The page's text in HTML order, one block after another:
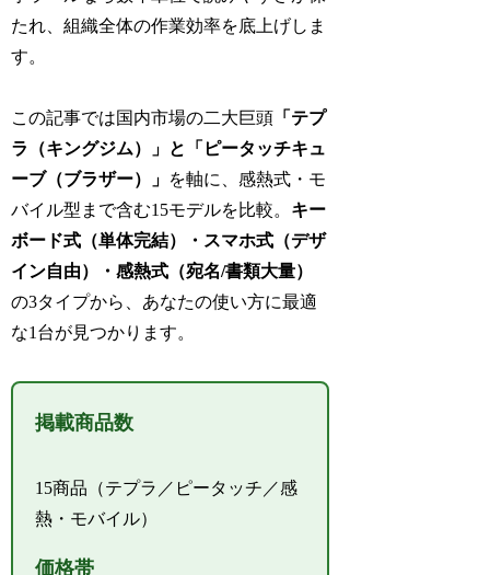
たれ、組織全体の作業効率を底上げしま
す。
この記事では国内市場の二大巨頭 「テプ
ラ（キングジム）」と「ピータッチキュ
ーブ（ブラザー）」 を軸に、感熱式・モ
バイル型まで含む15モデルを比較。 キー
ボード式（単体完結）・スマホ式（デザ
イン自由）・感熱式（宛名/書類大量）
の3タイプから、あなたの使い方に最適
な1台が見つかります。
掲載商品数
15商品（テプラ／ピータッチ／感
熱・モバイル）
価格帯